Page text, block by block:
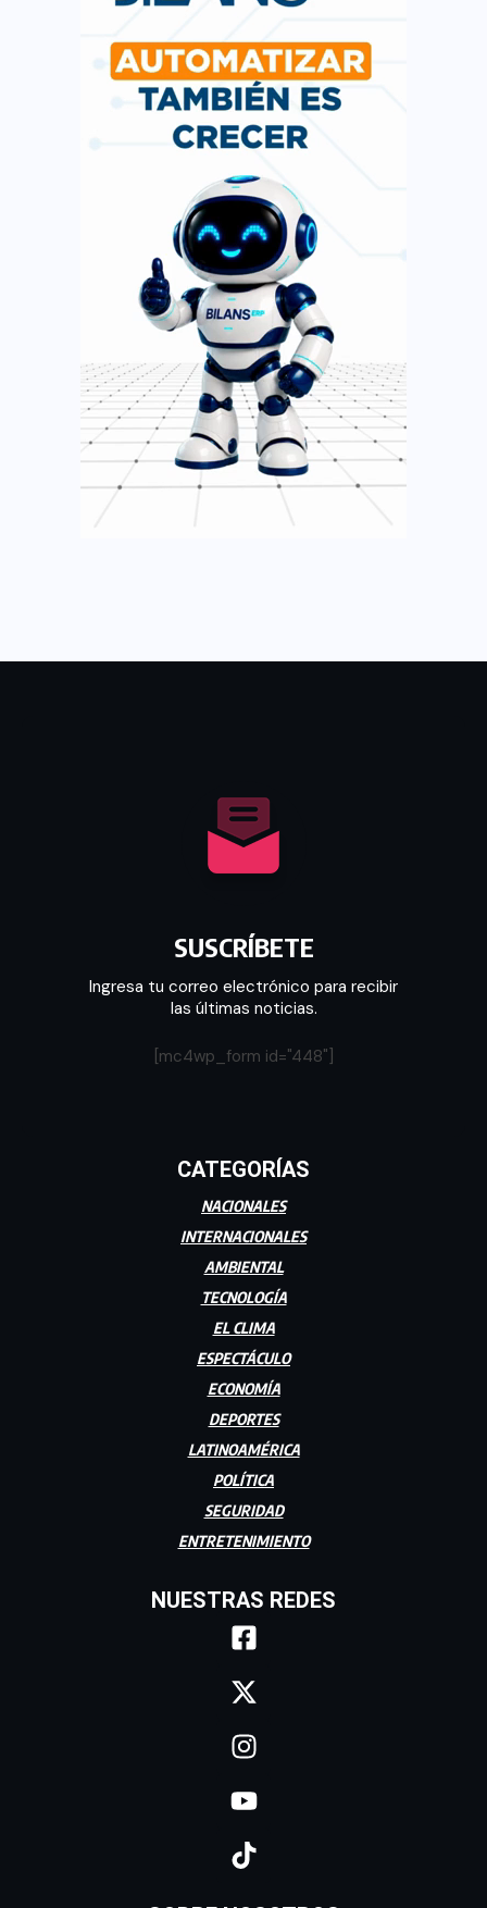
SUSCRÍBETE
Ingresa tu correo electrónico para recibir
las últimas noticias.
[mc4wp_form id="448"]
CATEGORÍAS
NACIONALES
INTERNACIONALES
AMBIENTAL
TECNOLOGÍA
EL CLIMA
ESPECTÁCULO
ECONOMÍA
DEPORTES
LATINOAMÉRICA
POLÍTICA
SEGURIDAD
ENTRETENIMIENTO
NUESTRAS REDES